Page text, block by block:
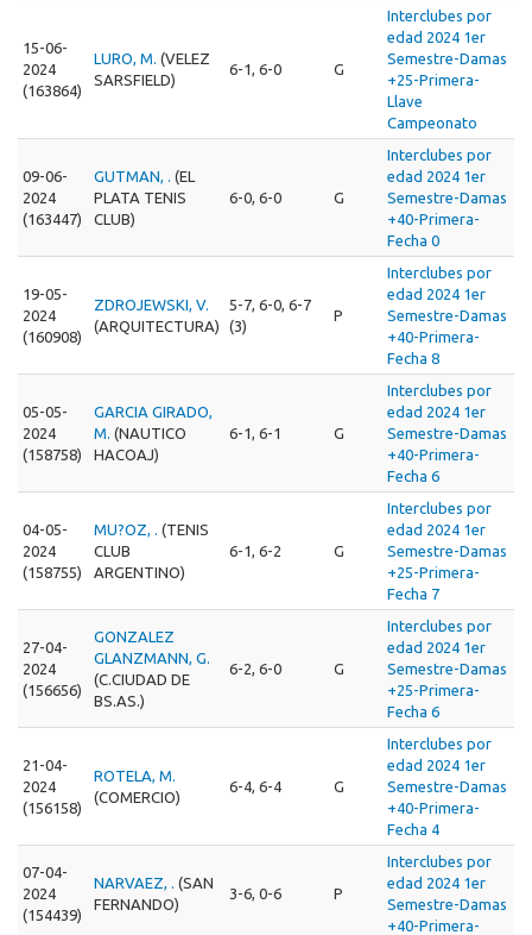
15-06-
2024
(163864)
LURO, M. (VELEZ
SARSFIELD)
6-1, 6-0 G
Interclubes por
edad 2024 1er
Semestre-Damas
+25-Primera-
Llave
Campeonato
09-06-
2024
(163447)
GUTMAN, . (EL
PLATA TENIS
CLUB)
6-0, 6-0 G
Interclubes por
edad 2024 1er
Semestre-Damas
+40-Primera-
Fecha 0
19-05-
2024
(160908)
ZDROJEWSKI, V.
(ARQUITECTURA)
5-7, 6-0, 6-7
(3)
P
Interclubes por
edad 2024 1er
Semestre-Damas
+40-Primera-
Fecha 8
05-05-
2024
(158758)
GARCIA GIRADO,
M. (NAUTICO
HACOAJ)
6-1, 6-1 G
Interclubes por
edad 2024 1er
Semestre-Damas
+40-Primera-
Fecha 6
04-05-
2024
(158755)
MU?OZ, . (TENIS
CLUB
ARGENTINO)
6-1, 6-2 G
Interclubes por
edad 2024 1er
Semestre-Damas
+25-Primera-
Fecha 7
27-04-
2024
(156656)
GONZALEZ
GLANZMANN, G.
(C.CIUDAD DE
BS.AS.)
6-2, 6-0 G
Interclubes por
edad 2024 1er
Semestre-Damas
+25-Primera-
Fecha 6
21-04-
2024
(156158)
ROTELA, M.
(COMERCIO)
6-4, 6-4 G
Interclubes por
edad 2024 1er
Semestre-Damas
+40-Primera-
Fecha 4
07-04-
2024
(154439)
NARVAEZ, . (SAN
FERNANDO)
3-6, 0-6 P
Interclubes por
edad 2024 1er
Semestre-Damas
+40-Primera-